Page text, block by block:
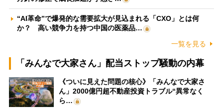
“AI革命”で爆発的な需要拡大が見込まれる「CXO」とは何
か？ 高い競争力を持つ中国の医薬品…
一覧を見る
「みんなで大家さん」配当ストップ騒動の内幕
《ついに見えた問題の核心》「みんなで大家さ
ん」2000億円超不動産投資トラブル“異常なく
ら…